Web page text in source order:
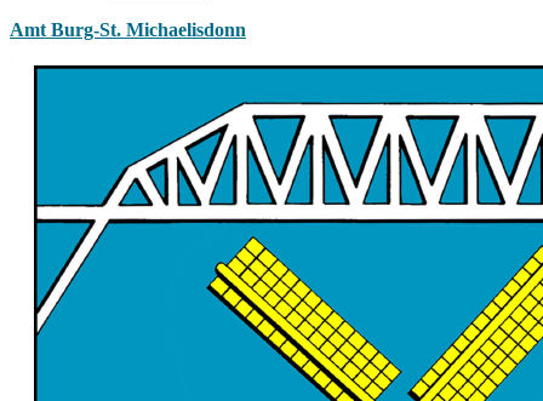
Amt Burg-St. Michaelisdonn